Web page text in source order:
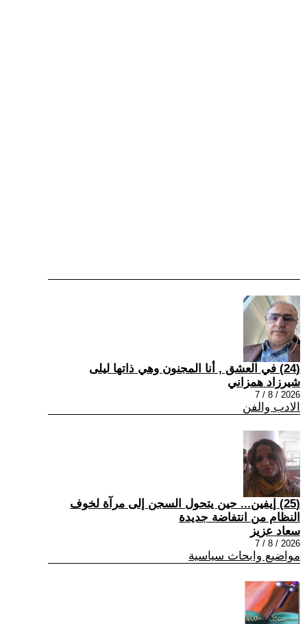
(24) في العشق , أنا المجنون وهي ذاتها ليلى
شيرزاد همزاني
2026 / 8 / 7
الادب والفن
(25) إيفين... حين يتحول السجن إلى مرآة لخوف
النظام من انتفاضة جديدة
سعاد عزيز
2026 / 8 / 7
مواضيع وابحاث سياسية